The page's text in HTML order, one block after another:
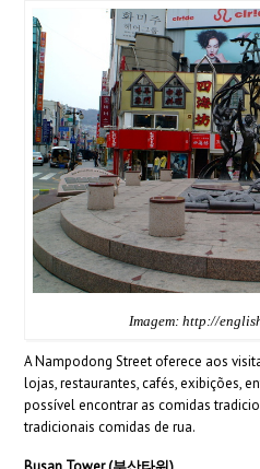
Imagem: http://
A Nampodong Street oferece aos
lojas, restaurantes, cafés, exibições,
possível encontrar as comidas
tradicionais comidas de rua.